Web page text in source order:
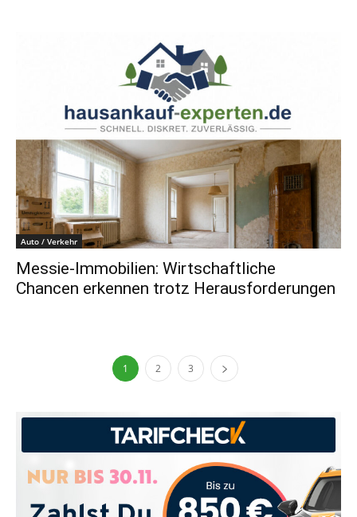
Auto / Verkehr
Messie-Immobilien: Wirtschaftliche
Chancen erkennen trotz Herausforderungen
1 2 3